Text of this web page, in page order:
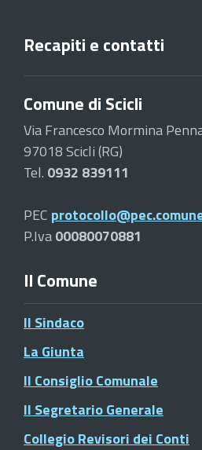
Recapiti e contatti
Comune di Scicli
Via Francesco Mormina
97018 Scicli (RG)
Tel. 0932 839111
PEC
P.Iva00080070881
Il Comune
Il Sindaco
La Giunta
Il Consiglio Comunale
Il Segretario Generale
Collegio Revisori dei Conti